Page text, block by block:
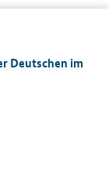
Deutschen im